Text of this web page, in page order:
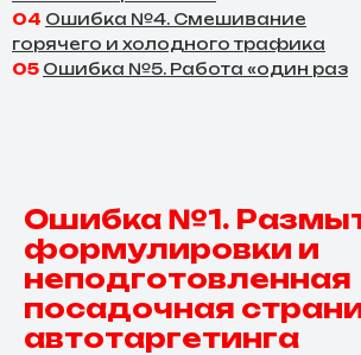
04 Ошибка №4. Смешивание
горячего и холодного трафика
05 Ошибка №5. Работа «один раз
Ошибка №1.
формулировки и
неподготовленная
посадочная
автотаргетинга